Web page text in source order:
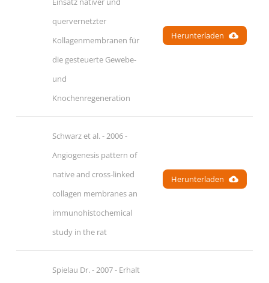
quervernetzter
Kollagenmembranen für
die gesteuerte Gewebe-
und
Knochenregeneration
Herunterladen
Schwarz et al. - 2006 -
Angiogenesis pattern of
native and cross-linked
collagen membranes an
immunohistochemical
study in the rat
Herunterladen
Spielau Dr. - 2007 - Erhalt